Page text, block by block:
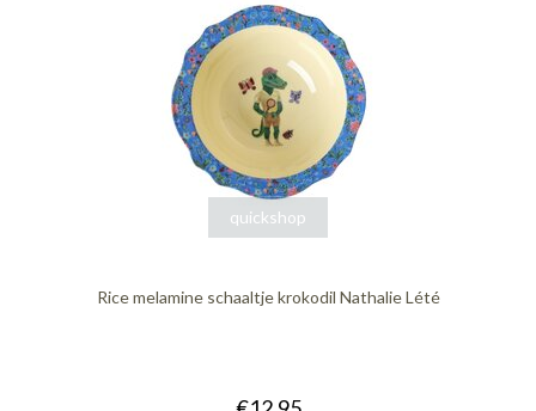
quickshop
Rice melamine schaaltje krokodil Nathalie Lété